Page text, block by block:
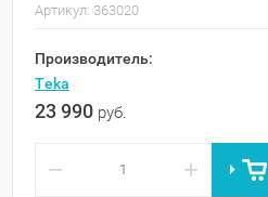
Артикул: 363020
Производитель:
Teka
23 990 руб.
− +